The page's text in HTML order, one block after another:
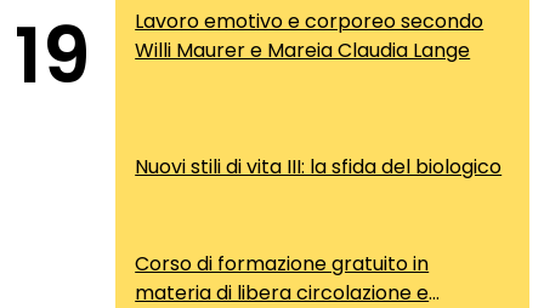
19
Lavoro emotivo e corporeo secondo
Willi Maurer e Mareia Claudia Lange
Nuovi stili di vita III: la sfida del biologico
Corso di formazione gratuito in
materia di libera circolazione e